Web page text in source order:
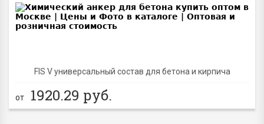
FIS V универсальный состав для бетона и кирпича
от 1920.29 руб.